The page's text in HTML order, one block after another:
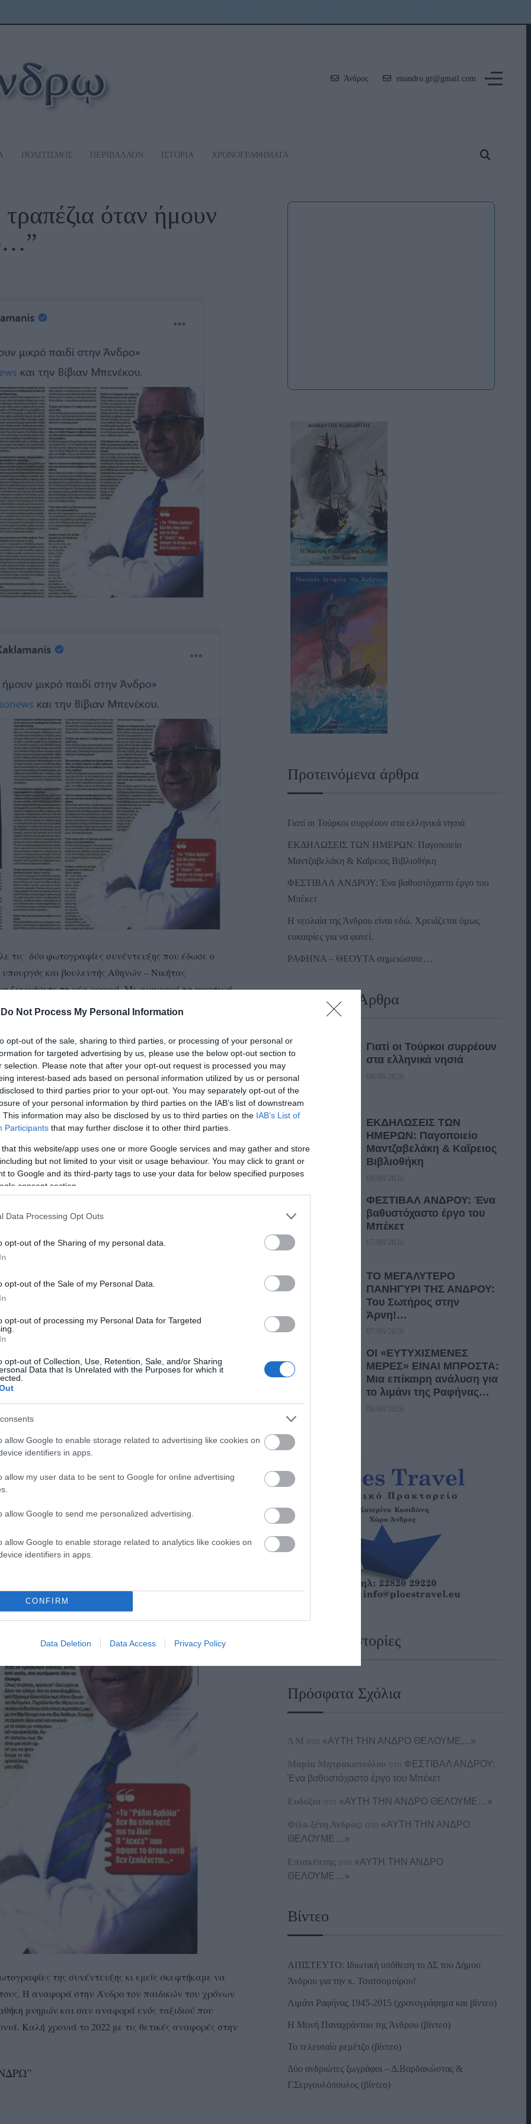
Do Not Process My Personal Information
opt-out of the sale, sharing to third parties, or processing of your personal or
for targeted advertising by us, please use the below opt-out section to
selection. Please note that after your opt-out request is processed you may
interest-based ads based on personal information utilized by us or personal
to third parties prior to your opt-out. You may separately opt-out of the
of your personal information by third parties on the IAB’s list of downstream
This information may also be disclosed by us to third parties on the IAB’s List of
Participants that may further disclose it to other third parties.
that this website/app uses one or more Google services and may gather and store
but not limited to your visit or usage behaviour. You may click to grant or
to Google and its third-party tags to use your data for below specified purposes
consent section.
Data Processing Opt Outs
opt-out of the Sharing of my personal data.
opt-out of the Sale of my Personal Data.
opt-out of processing my Personal Data for Targeted
opt-out of Collection, Use, Retention, Sale, and/or Sharing
Data that Is Unrelated with the Purposes for which it
allow Google to enable storage related to advertising like cookies on
identifiers in apps.
allow my user data to be sent to Google for online advertising
allow Google to send me personalized advertising.
allow Google to enable storage related to analytics like cookies on
identifiers in apps.
CONFIRM
Data Deletion Data Access Privacy Policy
Άνδρος enandro.gr@gmail.com
ΠΟΛΙΤΙΣΜΟΣ ΠΕΡΙΒΑΛΛΟΝ ΙΣΤΟΡΙΑ ΧΡΟΝΟΓΡΑΦΗΜΑΤΑ
όταν ήμουν
τις δύο φωτογραφίες συνέντευξης που έδωσε ο
και βουλευτής Αθηνών – Νικήτας
ξεκινήσετε τη νέα χρονιά. Με αναφορά τα γιορτινά
πράγματα και έχει βοηθήσει και βοηθά την
σε αυτόν κατάφευγαν και καταφεύγουν συχνά για
όπως φαίνεται και από την συνέντευξη σε αθηναϊκή
και κρατά μια διακρτική απόσταση βοηθώντας όμως
της συνέντευξης κι εμείς σκεφτήκαμε να
Η αναφορά στην Άνδρο τον παιδικών του χρόνων
μνημών και σαν αναφορά ενός ταξιδιού που
Καλή χρονιά το 2022 με τις θετικές αναφορές στην
Προτεινόμενα άρθρα
Γιατί οι Τούρκοι συρρέουν στα ελληνικά νησιά
ΕΚΔΗΛΩΣΕΙΣ ΤΩΝ ΗΜΕΡΩΝ: Παγοποιείο
Μαντζαβελάκη & Καΐρειος Βιβλιοθήκη
ΦΕΣΤΙΒΑΛ ΑΝΔΡΟΥ: Ένα βαθυστόχαστο έργο του
Μπέκετ
Η νεολαία της Άνδρου είναι εδώ. Χρειάζεται όμως
ευκαιρίες για να φανεί.
ΡΑΦΗΝΑ – ΘΕΟΥΤΑ σημειώσατε…
Πρόσφατα Άρθρα
Γιατί οι Τούρκοι συρρέουν
στα ελληνικά νησιά
08/08/2026
ΕΚΔΗΛΩΣΕΙΣ ΤΩΝ
ΗΜΕΡΩΝ: Παγοποιείο
Μαντζαβελάκη & Καΐρειος
Βιβλιοθήκη
08/08/2026
ΦΕΣΤΙΒΑΛ ΑΝΔΡΟΥ: Ένα
βαθυστόχαστο έργο του
Μπέκετ
07/08/2026
ΤΟ ΜΕΓΑΛΥΤΕΡΟ
ΠΑΝΗΓΥΡΙ ΤΗΣ ΑΝΔΡΟΥ:
Του Σωτήρος στην
Άρνη!…
07/08/2026
ΟΙ «ΕΥΤΥΧΙΣΜΕΝΕΣ
ΜΕΡΕΣ» ΕΙΝΑΙ ΜΠΡΟΣΤΑ:
Μια επίκαιρη ανάλυση για
το λιμάνι της Ραφήνας…
06/08/2026
Ναυτικές Ιστορίες
Πρόσφατα Σχόλια
Δ Μ στο «ΑΥΤΗ ΤΗΝ ΑΝΔΡΟ ΘΕΛΟΥΜΕ…»
Μαρία Μητρακοπούλου στο ΦΕΣΤΙΒΑΛ ΑΝΔΡΟΥ:
Ένα βαθυστόχαστο έργο του Μπέκετ
Ευδοξια στο «ΑΥΤΗ ΤΗΝ ΑΝΔΡΟ ΘΕΛΟΥΜΕ…»
Φιλο-ξένη Ανδρος; στο «ΑΥΤΗ ΤΗΝ ΑΝΔΡΟ
ΘΕΛΟΥΜΕ…»
Επισκέπτης στο «ΑΥΤΗ ΤΗΝ ΑΝΔΡΟ
ΘΕΛΟΥΜΕ…»
Βίντεο
ΑΠΙΣΤΕΥΤΟ: Ιδιωτική υπόθεση το ΔΣ του Δήμου
Άνδρου για την κ. Τσατσομοίρου!
Λιμάνι Ραφήνας 1945-2015 (χρονογράφημα και βίντεο)
Η Μονή Παναχράντου της Άνδρου (βίντεο)
Το τελευταίο ρεμέτζο (βίντεο)
Δύο ανδριώτες ζωγράφοι – Δ.Βαρδακώστας &
Γ.Σεργουλόπουλος (βίντεο)